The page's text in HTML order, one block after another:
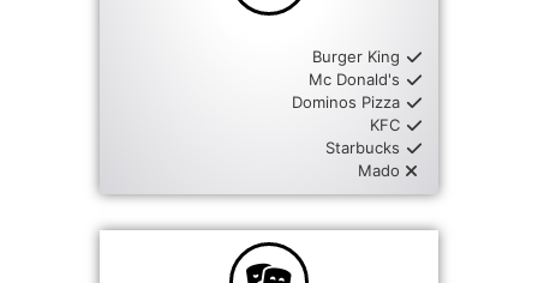
Burger King
Mc Donald's
Dominos Pizza
KFC
Starbucks
Mado